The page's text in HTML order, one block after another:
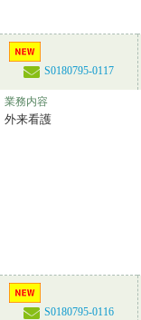
S0180795-0117
業務内容
外来看護
S0180795-0116